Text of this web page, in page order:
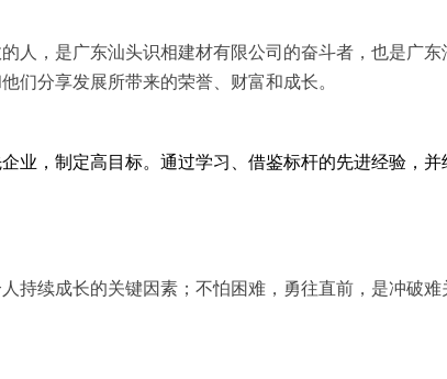
人，是广东汕头识相建材有限公司的奋斗者，也是广
们分享发展所带来的荣誉、财富和成长。
业，制定高目标。通过学习、借鉴标杆的先进经验，
持续成长的关键因素；不怕困难，勇往直前，是冲破